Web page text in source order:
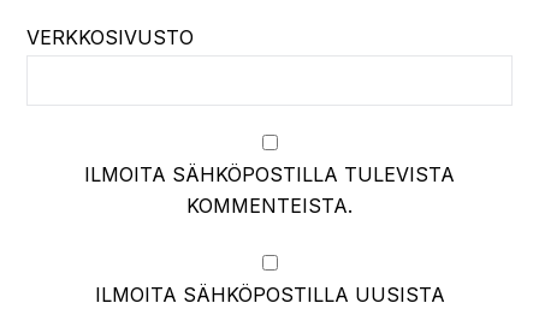
VERKKOSIVUSTO
ILMOITA SÄHKÖPOSTILLA TULEVISTA
KOMMENTEISTA.
ILMOITA SÄHKÖPOSTILLA UUSISTA